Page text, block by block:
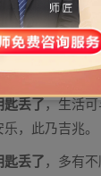
。
汽车钥匙丢了
颇多，情感有
匙丢了 ，生活
，此乃吉兆。
匙丢了 ，多有